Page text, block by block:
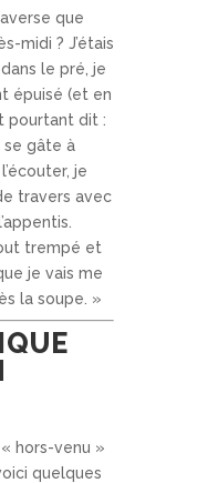
que
midi ? J’étais
le pré, je
épuisé (et en
pourtant dit :
se gâte à
l’écouter, je
travers avec
trempé et
je vais me
la soupe. »
« hors-venu »
quelques